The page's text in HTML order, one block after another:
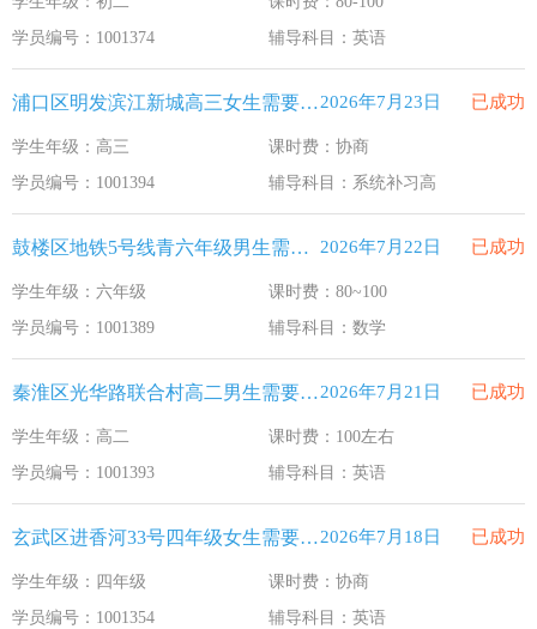
学员编号：1001374
辅导科目：英语
浦口区明发滨江新城高三女生需要补习系统补习高2026年7月23日 已成功
学生年级：高三
课时费：协商
学员编号：1001394
辅导科目：系统补习高
鼓楼区地铁5号线青六年级男生需要补习数学 2026年7月22日 已成功
学生年级：六年级
课时费：80~100
学员编号：1001389
辅导科目：数学
秦淮区光华路联合村高二男生需要补习英语2026年7月21日 已成功
学生年级：高二
课时费：100左右
学员编号：1001393
辅导科目：英语
玄武区进香河33号四年级女生需要补习英语2026年7月18日 已成功
学生年级：四年级
课时费：协商
学员编号：1001354
辅导科目：英语